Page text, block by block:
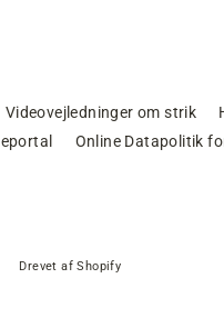
Videovejledninger om strik
Online Datapolitik
Drevet af Shopify